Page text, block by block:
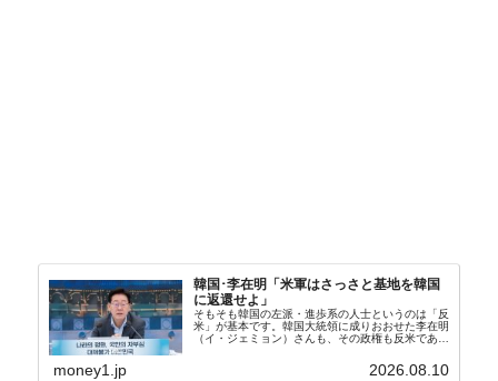
韓国･李在明「米軍はさっさと基地を韓国
に返還せよ」
そもそも韓国の左派・進歩系の人士というのは「反
米」が基本です。韓国大統領に成りおおせた李在明
（イ・ジェミョン）さんも、その政権も反米であ
（アン・ギュベク）さんが国防部長（長官）を努め
money1.jp 2026.08.10